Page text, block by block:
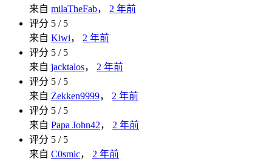
来自 milaTheFab， 2 年前
评分 5 / 5
来自 Kiwi， 2 年前
评分 5 / 5
来自 jacktalos， 2 年前
评分 5 / 5
来自 Zekken9999， 2 年前
评分 5 / 5
来自 Papa John42， 2 年前
评分 5 / 5
来自 C0smic， 2 年前